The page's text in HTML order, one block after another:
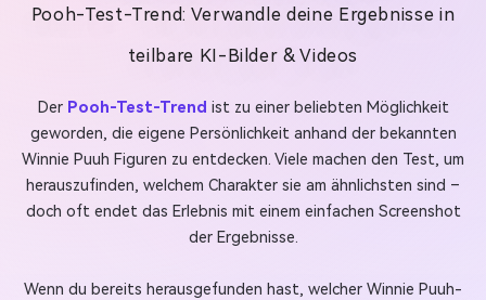
Pooh-Test-Trend: Verwandle deine Ergebnisse in
teilbare KI-Bilder & Videos
Der Pooh-Test-Trend ist zu einer beliebten Möglichkeit
geworden, die eigene Persönlichkeit anhand der bekannten
Winnie Puuh Figuren zu entdecken. Viele machen den Test, um
herauszufinden, welchem Charakter sie am ähnlichsten sind –
doch oft endet das Erlebnis mit einem einfachen Screenshot
der Ergebnisse.
Wenn du bereits herausgefunden hast, welcher Winnie Puuh-